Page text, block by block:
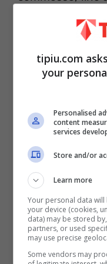
è stato
falsità. A dargli
stato anche
e donne Gianni
tipiu.com
your
Personalised
content
services
Store and/or
Learn more
Your personal data
your device (cookies,
data) may be stored
partners, or used
may use precise
Some vendors may